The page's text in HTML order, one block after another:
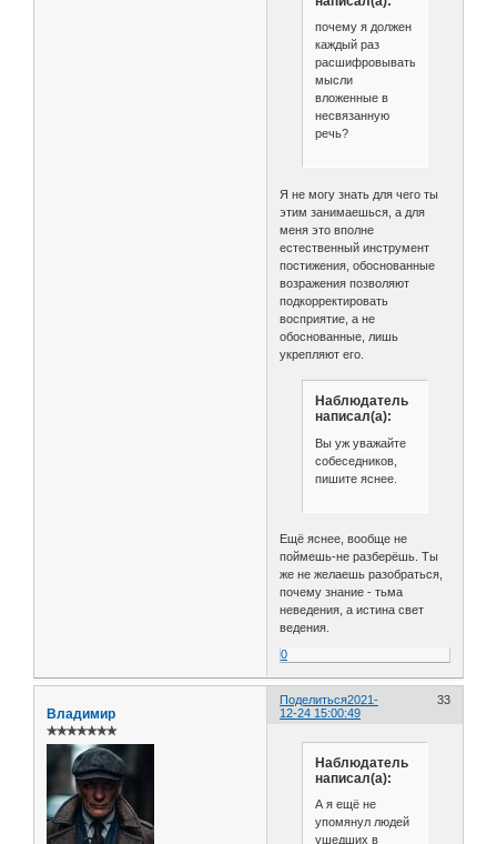
почему я должен
каждый раз
расшифровывать
мысли
вложенные в
несвязанную
речь?
Я не могу знать для чего ты
этим занимаешься, а для
меня это вполне
естественный инструмент
постижения, обоснованные
возражения позволяют
подкорректировать
восприятие, а не
обоснованные, лишь
укрепляют его.
Наблюдатель
написал(а):
Вы уж уважайте
собеседников,
пишите яснее.
Ещё яснее, вообще не
поймешь-не разберёшь. Ты
же не желаешь разобраться,
почему знание - тьма
неведения, а истина свет
ведения.
0
Поделиться 33
2021-
12-24 15:00:49
Владимир
✯✯✯✯✯✯✯
Наблюдатель
написал(а):
А я ещё не
упомянул людей
ушедших в